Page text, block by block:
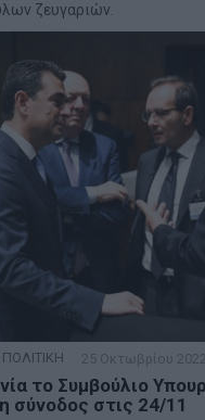
ζευγαριών.
ΠΟΛΙΤΙΚΗ 25 Οκτωβρίου 2022
το Συμβούλιο
σύνοδος στις 24/11